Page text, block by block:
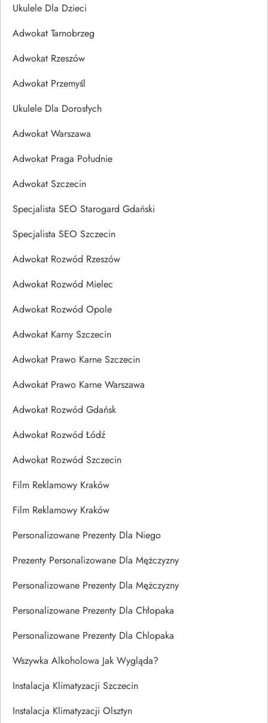
Ukulele Dla Dzieci
Adwokat Tarnobrzeg
Adwokat Rzeszów
Adwokat Przemyśl
Ukulele Dla Dorosłych
Adwokat Warszawa
Adwokat Praga Południe
Adwokat Szczecin
Specjalista SEO Starogard Gdański
Specjalista SEO Szczecin
Adwokat Rozwód Rzeszów
Adwokat Rozwód Mielec
Adwokat Rozwód Opole
Adwokat Karny Szczecin
Adwokat Prawo Karne Szczecin
Adwokat Prawo Karne Warszawa
Adwokat Rozwód Gdańsk
Adwokat Rozwód Łódź
Adwokat Rozwód Szczecin
Film Reklamowy Kraków
Film Reklamowy Kraków
Personalizowane Prezenty Dla Niego
Prezenty Personalizowane Dla Mężczyzny
Personalizowane Prezenty Dla Mężczyzny
Personalizowane Prezenty Dla Chłopaka
Personalizowane Prezenty Dla Chlopaka
Wszywka Alkoholowa Jak Wygląda?
Instalacja Klimatyzacji Szczecin
Instalacja Klimatyzacji Olsztyn